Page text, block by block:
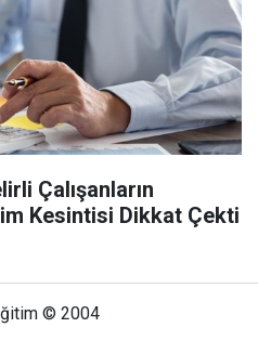
Çalışanların
Kesintisi Dikkat Çekti
© 2004